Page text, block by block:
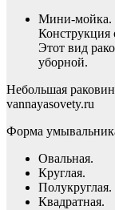
Мини-мойка.
Конструкция
Этот вид
уборной.
Небольшая
vannayasovety.ru
Форма
Овальная.
Круглая.
Полукруглая.
Квадратная.